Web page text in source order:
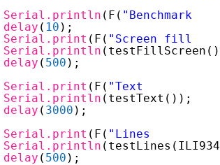
Serial.println (F( "Benchmark
delay ( 10 );
Serial.print (F( "Screen fill
Serial.println
delay ( 500 );
Serial.print (F( "Text
Serial.println (testText());
delay ( 3000 );
Serial.print (F( "Lines
Serial.println
delay ( 500 );